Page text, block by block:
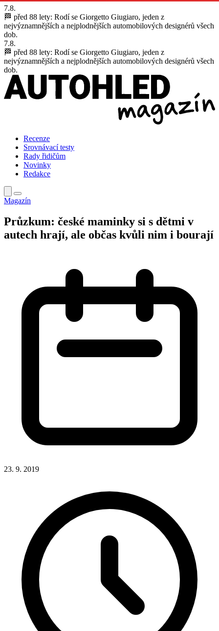
7.8.
🏁 před 88 lety: Rodí se Giorgetto Giugiaro, jeden z
nejvýznamnějších a nejplodnějších automobilových designérů všech
dob.
7.8.
🏁 před 88 lety: Rodí se Giorgetto Giugiaro, jeden z
nejvýznamnějších a nejplodnějších automobilových designérů všech
dob.
Recenze
Srovnávací testy
Rady řidičům
Novinky
Redakce
Magazín
Průzkum: české maminky si s dětmi v
autech hrají, ale občas kvůli nim i bourají
23. 9. 2019